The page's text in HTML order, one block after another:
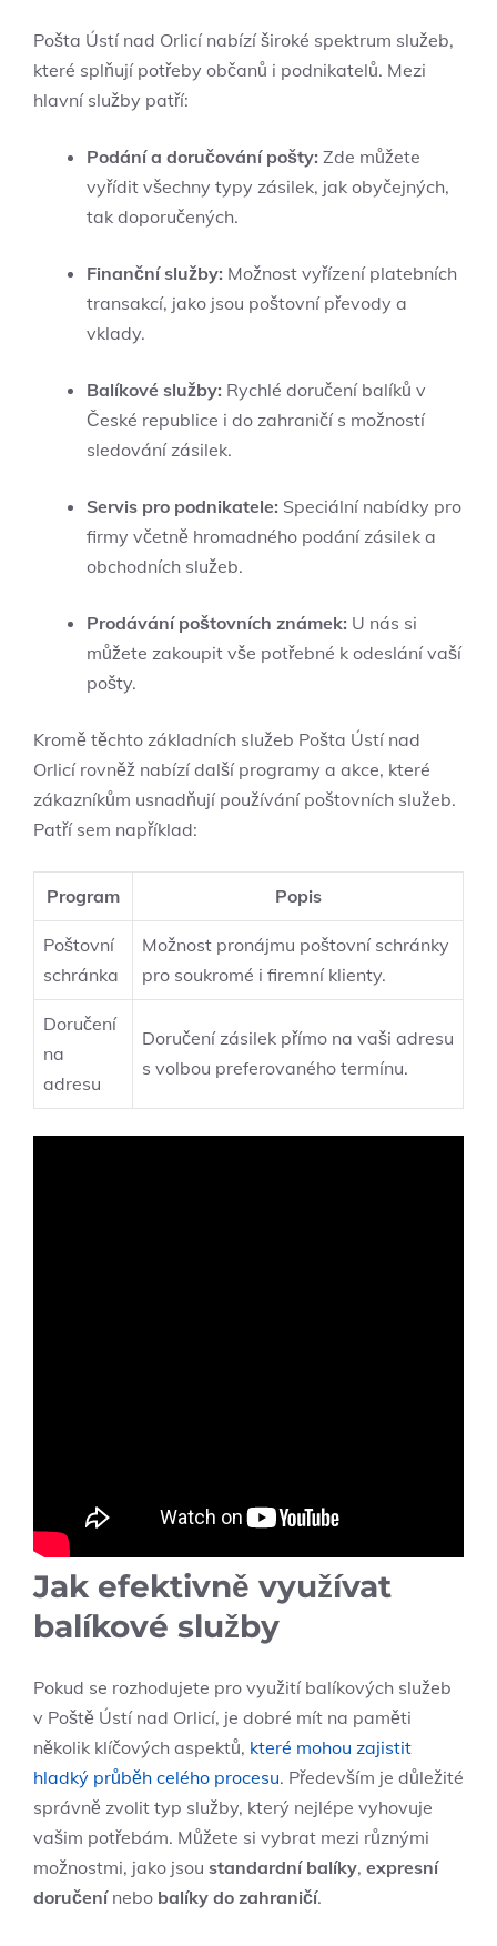
Pošta Ústí nad Orlicí nabízí široké spektrum služeb,
které splňují potřeby občanů i podnikatelů. Mezi
hlavní služby patří:
Podání a doručování pošty: Zde můžete
vyřídit všechny typy zásilek, jak obyčejných,
tak doporučených.
Finanční služby: Možnost vyřízení platebních
transakcí, jako jsou poštovní převody a
vklady.
Balíkové služby: Rychlé doručení balíků v
České republice i do zahraničí s možností
sledování zásilek.
Servis pro podnikatele: Speciální nabídky pro
firmy včetně hromadného podání zásilek a
obchodních služeb.
Prodávání poštovních známek: U nás si
můžete zakoupit vše potřebné k odeslání vaší
pošty.
Kromě těchto základních služeb Pošta Ústí nad
Orlicí rovněž nabízí další programy a akce, které
zákazníkům usnadňují používání poštovních služeb.
Patří sem například:
Program Popis
Poštovní
schránka
Možnost pronájmu poštovní schránky
pro soukromé i firemní klienty.
Doručení
na
adresu
Doručení zásilek přímo na vaši adresu
s volbou preferovaného termínu.
Jak efektivně využívat
balíkové služby
Pokud se rozhodujete pro využití balíkových služeb
v Poště Ústí nad Orlicí, je dobré mít na paměti
několik klíčových aspektů, které mohou zajistit
hladký průběh celého procesu. Především je důležité
správně zvolit typ služby, který nejlépe vyhovuje
vašim potřebám. Můžete si vybrat mezi různými
možnostmi, jako jsou standardní balíky, expresní
doručenínebo balíky do zahraničí.